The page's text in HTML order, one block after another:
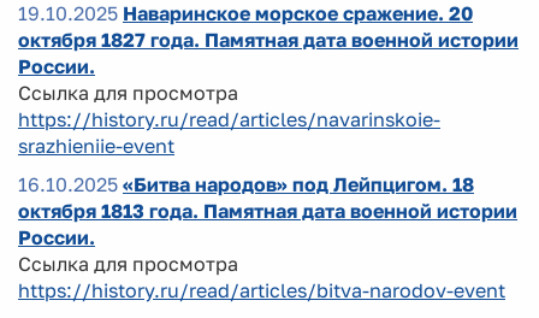
19.10.2025 Наваринское морское сражение. 20
октября 1827 года. Памятная дата военной истории
России.
Ссылка для просмотра
https://history.ru/read/articles/navarinskoie-
srazhieniie-event
16.10.2025 «Битва народов» под Лейпцигом. 18
октября 1813 года. Памятная дата военной истории
России.
Ссылка для просмотра
https://history.ru/read/articles/bitva-narodov-event